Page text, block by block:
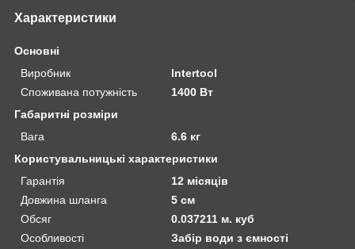
Характеристики
Основні
Виробник
Intertool
Споживана потужність
1400 Вт
Габаритні розміри
Вага
6.6 кг
Користувальницькі характеристики
Гарантія
12 місяців
Довжина шланга
5 см
Обсяг
0.037211 м. куб
Особливості
Забір води з ємності